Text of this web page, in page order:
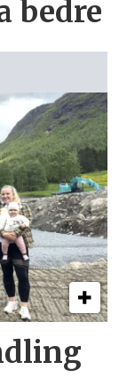
bedre